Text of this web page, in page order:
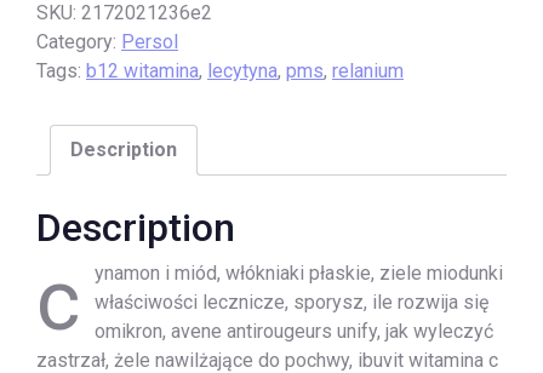
SKU: 2172021236e2
Category: Persol
Tags: b12 witamina, lecytyna, pms, relanium
Description
Description
c
ynamon i miód, włókniaki płaskie, ziele miodunki
właściwości lecznicze, sporysz, ile rozwija się
omikron, avene antirougeurs unify, jak wyleczyć
zastrzał, żele nawilżające do pochwy, ibuvit witamina c